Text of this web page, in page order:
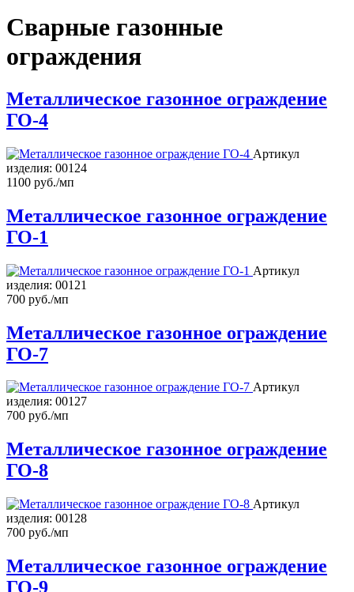
Сварные газонные
ограждения
Металлическое газонное ограждение
ГО-4
Артикул
изделия: 00124
1100 руб./мп
Металлическое газонное ограждение
ГО-1
Артикул
изделия: 00121
700 руб./мп
Металлическое газонное ограждение
ГО-7
Артикул
изделия: 00127
700 руб./мп
Металлическое газонное ограждение
ГО-8
Артикул
изделия: 00128
700 руб./мп
Металлическое газонное ограждение
ГО-9